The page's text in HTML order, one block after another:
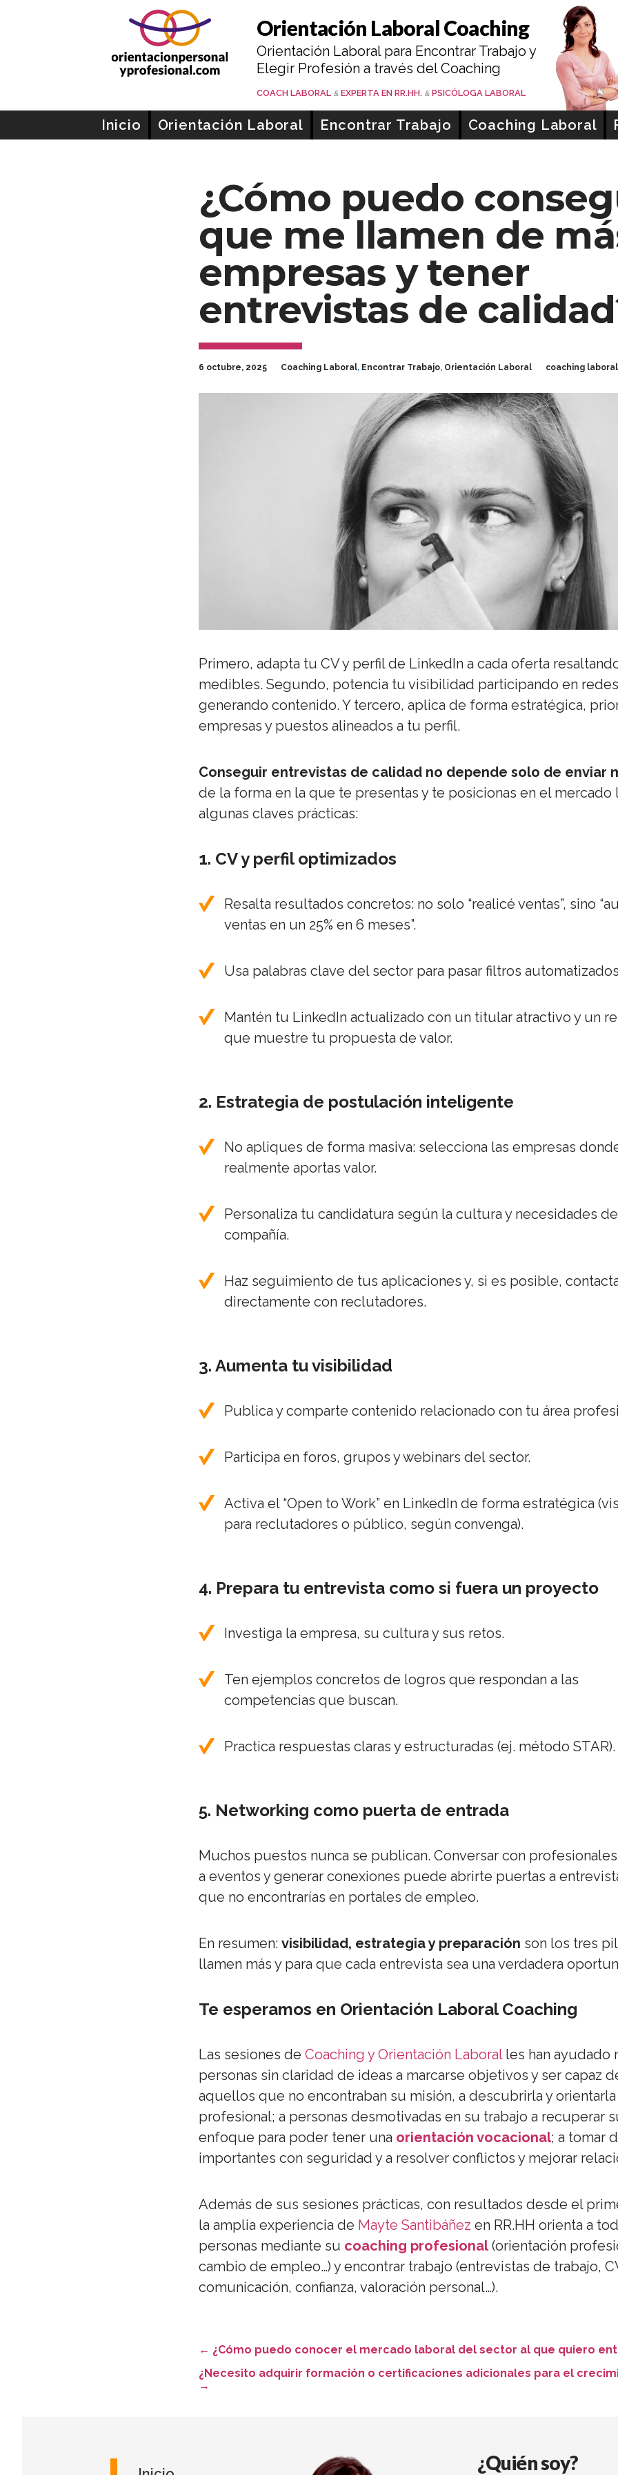
Orientacion personal y profesional
Orientación Laboral CoachingCoach
Orientación Laboral para Encontrar Trabajo y
Elegir Profesión a través del Coaching
MAYTE SANTIBÁÑEZ
COACH LABORAL & EXPERTA EN RR.HH. & PSICÓLOGA LABORAL
Inicio Orientación Laboral Encontrar Trabajo Coaching Laboral
¿Cómo puedo
que me llamen de
empresas y tener
entrevistas de
6 octubre, 2025 Coaching Laboral, Encontrar Trabajo, Orientación Laboral coaching laboral
Primero, adapta tu CV y perfil de LinkedIn a cada oferta
medibles. Segundo, potencia tu visibilidad participando en
generando contenido. Y tercero, aplica de forma estratégica,
empresas y puestos alineados a tu perfil.
Conseguir entrevistas de calidad no depende solo de enviar
de la forma en la que te presentas y te posicionas en el mercado
algunas claves prácticas:
1. CV y perfil optimizados
Resalta resultados concretos: no solo “realicé ventas”, sino
ventas en un 25% en 6 meses”.
Usa palabras clave del sector para pasar filtros automatizados
Mantén tu LinkedIn actualizado con un titular atractivo y un
que muestre tu propuesta de valor.
2. Estrategia de postulación inteligente
No apliques de forma masiva: selecciona las empresas
realmente aportas valor.
Personaliza tu candidatura según la cultura y necesidades
compañía.
Haz seguimiento de tus aplicaciones y, si es posible,
directamente con reclutadores.
3. Aumenta tu visibilidad
Publica y comparte contenido relacionado con tu área
Participa en foros, grupos y webinars del sector.
Activa el “Open to Work” en LinkedIn de forma estratégica
para reclutadores o público, según convenga).
4. Prepara tu entrevista como si fuera un proyecto
Investiga la empresa, su cultura y sus retos.
Ten ejemplos concretos de logros que respondan a las
competencias que buscan.
Practica respuestas claras y estructuradas (ej. método STAR).
5. Networking como puerta de entrada
Muchos puestos nunca se publican. Conversar con
a eventos y generar conexiones puede abrirte puertas a
que no encontrarías en portales de empleo.
En resumen: visibilidad, estrategia y preparación son los tres
llamen más y para que cada entrevista sea una verdadera
Te esperamos en Orientación Laboral Coaching
Las sesiones de Coaching y Orientación Laboralles han ayudado
personas sin claridad de ideas a marcarse objetivos y ser capaz
aquellos que no encontraban su misión, a descubrirla y
profesional; a personas desmotivadas en su trabajo a recuperar
enfoque para poder tener una orientación vocacional; a tomar
importantes con seguridad y a resolver conflictos y mejorar
Además de sus sesiones prácticas, con resultados desde el
la amplia experiencia de Mayte Santibáñez en RR.HH orienta a
personas mediante su coaching profesional (orientación
cambio de empleo…) y encontrar trabajo (entrevistas de trabajo,
comunicación, confianza, valoración personal…).
← ¿Cómo puedo conocer el mercado laboral del sector al que quiero
¿Necesito adquirir formación o certificaciones adicionales para el
→
¿Quién soy?